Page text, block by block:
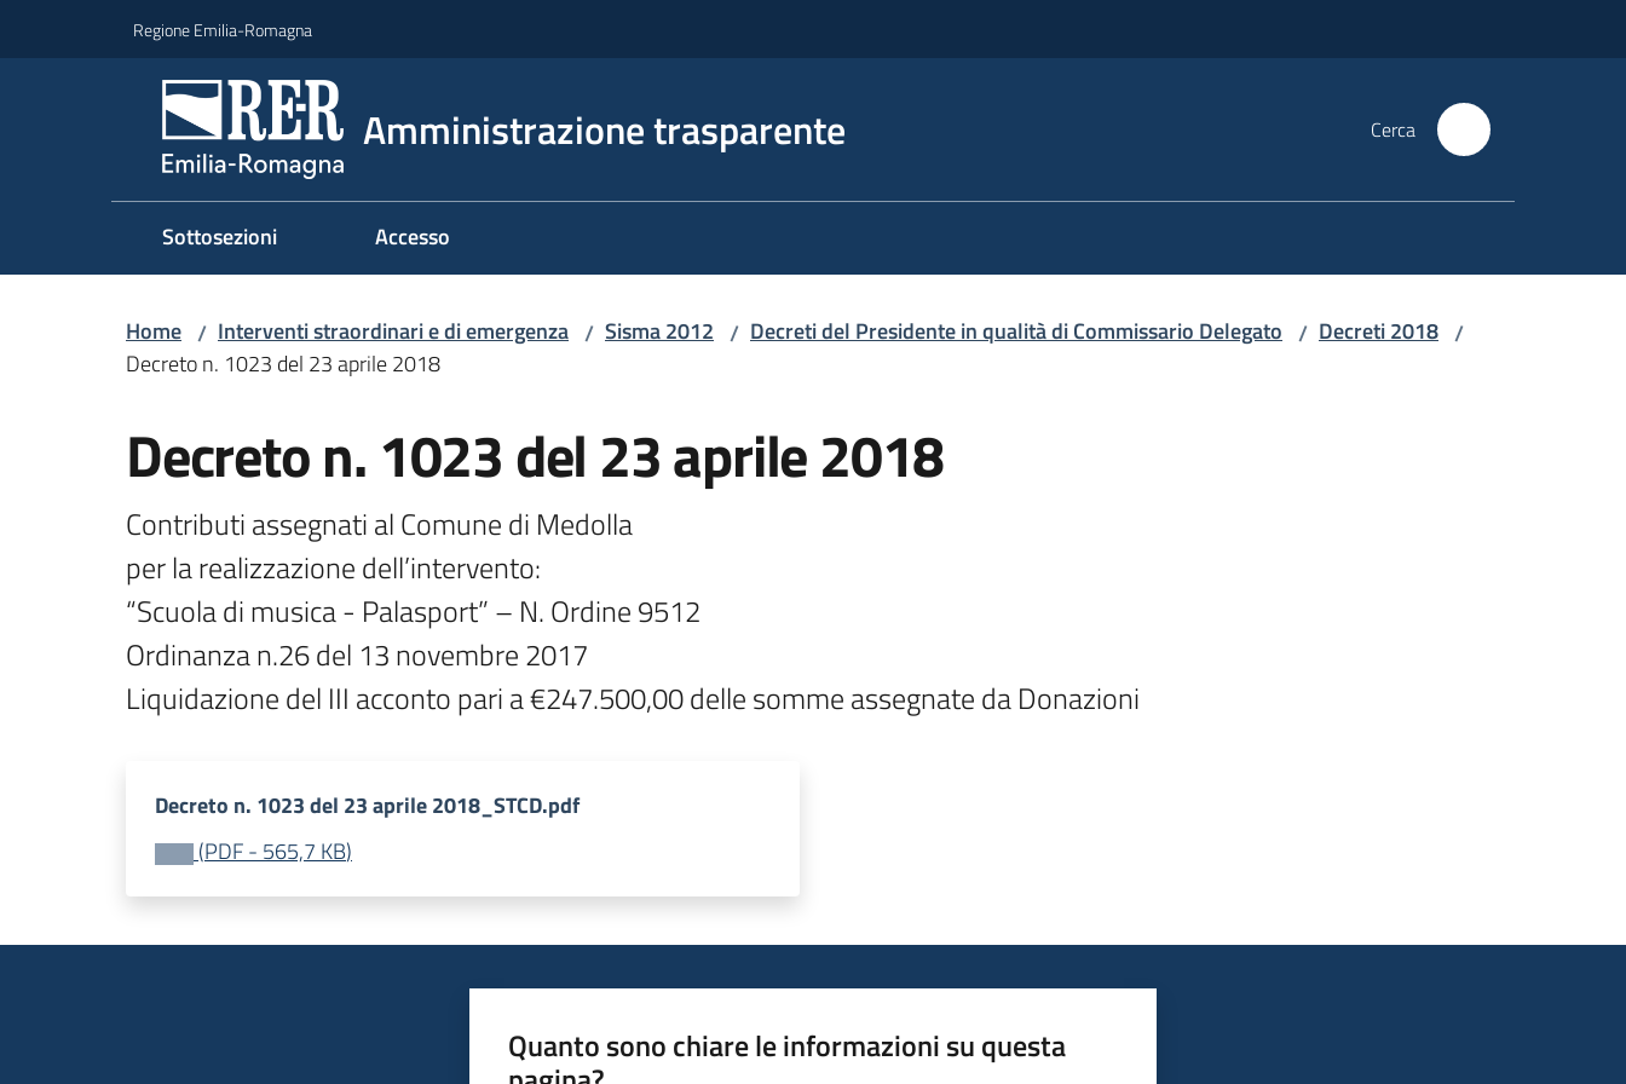
Regione Emilia-Romagna
Amministrazione trasparente Cerca
Sottosezioni Accesso
Home / Interventi straordinari e di emergenza / Sisma 2012 / Decreti del Presidente in qualità di Commissario Delegato / Decreti 2018 /
Decreto n. 1023 del 23 aprile 2018
Decreto n. 1023 del 23 aprile 2018
Contributi assegnati al Comune di Medolla
per la realizzazione dell’intervento:
“Scuola di musica - Palasport” – N. Ordine 9512
Ordinanza n.26 del 13 novembre 2017
Liquidazione del III acconto pari a €247.500,00 delle somme assegnate da Donazioni
Decreto n. 1023 del 23 aprile 2018_STCD.pdf
(PDF- 565,7 KB)
Quanto sono chiare le informazioni su questa